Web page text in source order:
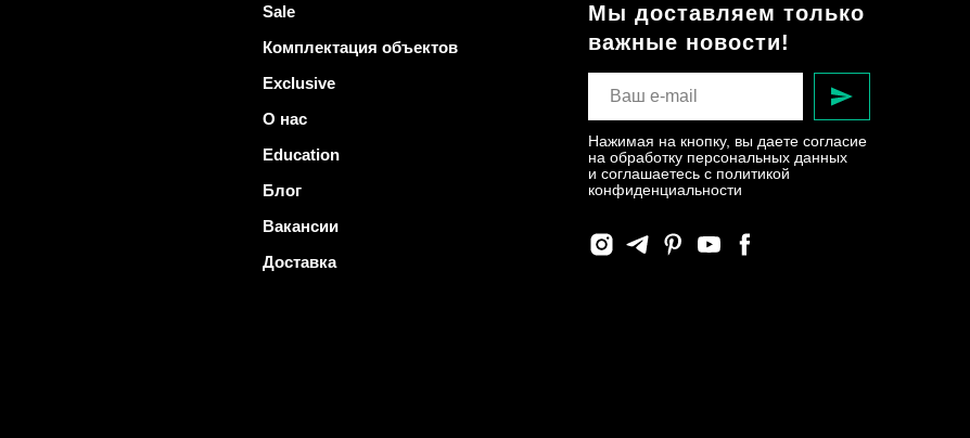
Sale
Комплектация объектов
Exclusive
О нас
Education
Блог
Вакансии
Доставка
Мы доставляем только
важные новости!
Нажимая на кнопку, вы даете согласие
на обработку персональных данных
и соглашаетесь c политикой
конфиденциальности